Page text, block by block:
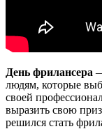
День фрилансера
людям, которые
своей
выразить свою
решился стать